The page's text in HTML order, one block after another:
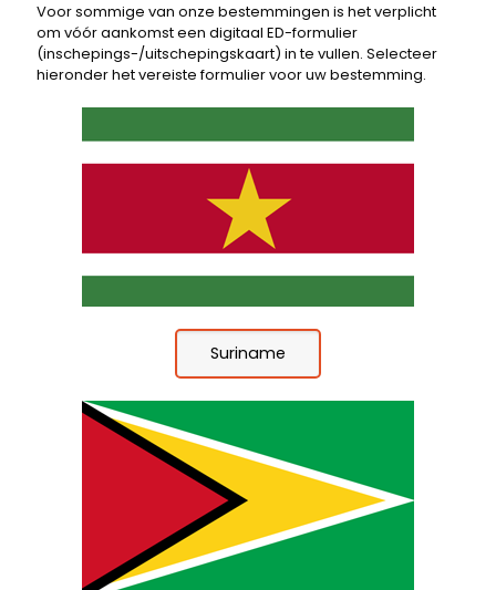
Voor sommige van onze bestemmingen is het verplicht
om vóór aankomst een digitaal ED-formulier
(inschepings-/uitschepingskaart) in te vullen. Selecteer
hieronder het vereiste formulier voor uw bestemming.
Suriname